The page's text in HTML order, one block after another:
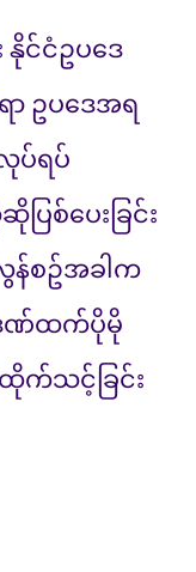
င်ငံဥပဒေ
ဥပဒေအရ
ပ်ရပ်
ပေးခြင်း
န်စဥ်အခါက
ဏ်ထက်ပိုမို
က်သင့်ခြင်း